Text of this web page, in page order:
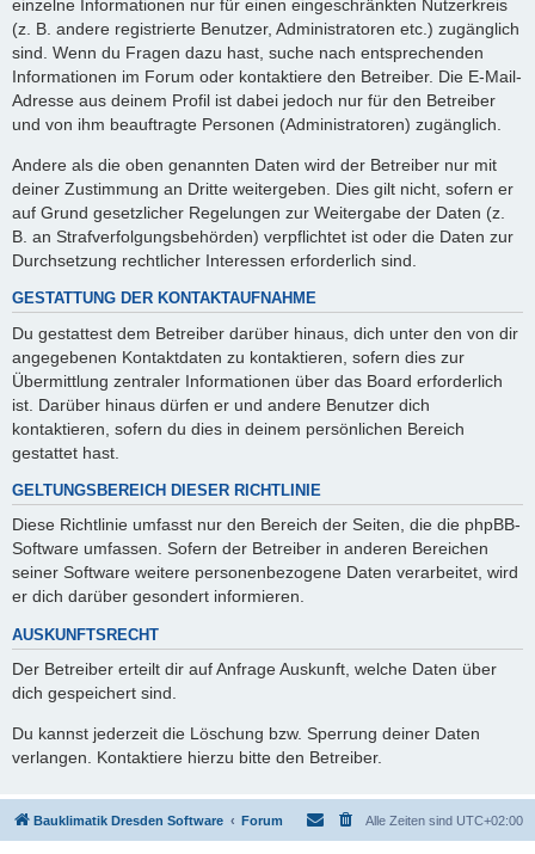
einzelne Informationen nur für einen eingeschränkten Nutzerkreis
(z. B. andere registrierte Benutzer, Administratoren etc.) zugänglich
sind. Wenn du Fragen dazu hast, suche nach entsprechenden
Informationen im Forum oder kontaktiere den Betreiber. Die E-Mail-
Adresse aus deinem Profil ist dabei jedoch nur für den Betreiber
und von ihm beauftragte Personen (Administratoren) zugänglich.
Andere als die oben genannten Daten wird der Betreiber nur mit
deiner Zustimmung an Dritte weitergeben. Dies gilt nicht, sofern er
auf Grund gesetzlicher Regelungen zur Weitergabe der Daten (z.
B. an Strafverfolgungsbehörden) verpflichtet ist oder die Daten zur
Durchsetzung rechtlicher Interessen erforderlich sind.
GESTATTUNG DER KONTAKTAUFNAHME
Du gestattest dem Betreiber darüber hinaus, dich unter den von dir
angegebenen Kontaktdaten zu kontaktieren, sofern dies zur
Übermittlung zentraler Informationen über das Board erforderlich
ist. Darüber hinaus dürfen er und andere Benutzer dich
kontaktieren, sofern du dies in deinem persönlichen Bereich
gestattet hast.
GELTUNGSBEREICH DIESER RICHTLINIE
Diese Richtlinie umfasst nur den Bereich der Seiten, die die phpBB-
Software umfassen. Sofern der Betreiber in anderen Bereichen
seiner Software weitere personenbezogene Daten verarbeitet, wird
er dich darüber gesondert informieren.
AUSKUNFTSRECHT
Der Betreiber erteilt dir auf Anfrage Auskunft, welche Daten über
dich gespeichert sind.
Du kannst jederzeit die Löschung bzw. Sperrung deiner Daten
verlangen. Kontaktiere hierzu bitte den Betreiber.
Bauklimatik Dresden Software Forum Alle Zeiten sind UTC+02:00